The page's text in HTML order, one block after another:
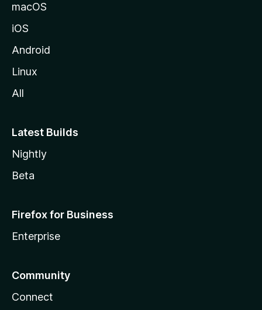
l
l
macOS
iOS
Android
Linux
All
Latest Builds
Nightly
Beta
Firefox for Business
Enterprise
Community
Connect